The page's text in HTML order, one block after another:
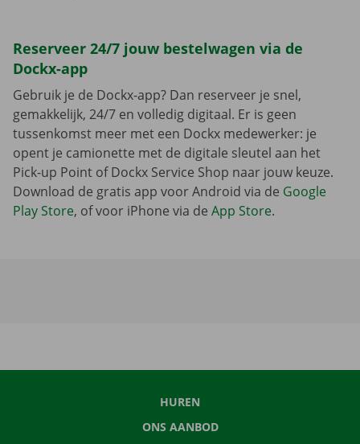
Reserveer 24/7 jouw bestelwagen via de
Dockx-app
Gebruik je de Dockx-app? Dan reserveer je snel,
gemakkelijk, 24/7 en volledig digitaal. Er is geen
tussenkomst meer met een Dockx medewerker: je
opent je camionette met de digitale sleutel aan het
Pick-up Point of Dockx Service Shop naar jouw keuze.
Download de gratis app voor Android via de Google
Play Store, of voor iPhone via de App Store.
HUREN
ONS AANBOD